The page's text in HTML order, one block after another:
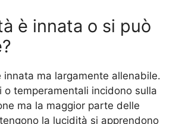
è innata o si può
innata ma largamente allenabile.
o temperamentali incidono sulla
ma la maggior parte delle
la lucidità si apprendono